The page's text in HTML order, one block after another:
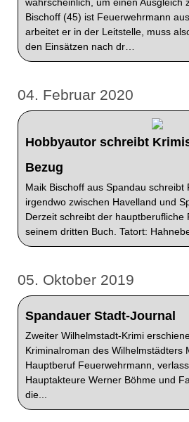
Bischoff (45) ist Feuerwehrmann
arbeitet er in der Leitstelle, muss
den Einsätzen nach dr…
04. Februar 2020
Hobbyautor schreibt
Bezug
Maik Bischoff aus Spandau schreibt
irgendwo zwischen Havelland und
Derzeit schreibt der hauptberufliche
seinem dritten Buch. Tatort:
05. Oktober 2019
Spandauer Stadt-Journal
Zweiter Wilhelmstadt-Krimi
Kriminalroman des Wilhelmstädters
Hauptberuf Feuerwehrmann,
Hauptakteure Werner Böhme und
die...